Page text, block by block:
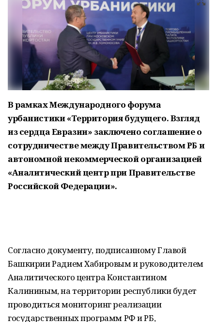
В рамках Международного форума
урбанистики «Территория будущего. Взгляд
из сердца Евразии» заключено соглашение о
сотрудничестве между Правительством РБ и
автономной некоммерческой организацией
«Аналитический центр при Правительстве
Российской Федерации».
Согласно документу, подписанному Главой
Башкирии Радием Хабировым и руководителем
Аналитического центра Константином
Калининым, на территории республики будет
проводиться мониторинг реализации
государственных программ РФ и РБ,